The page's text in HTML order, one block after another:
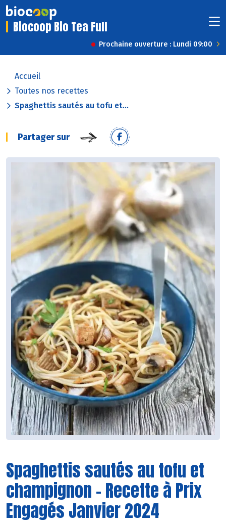
Biocoop Bio Tea Full
Prochaine ouverture : Lundi 09:00
Accueil
Toutes nos recettes
Spaghettis sautés au tofu et...
Partager sur
Spaghettis sautés au tofu et
champignon - Recette à Prix
Engagés Janvier 2024